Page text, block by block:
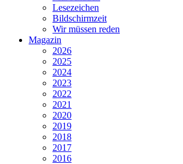
Lesezeichen
Bildschirmzeit
Wir müssen reden
Magazin
2026
2025
2024
2023
2022
2021
2020
2019
2018
2017
2016